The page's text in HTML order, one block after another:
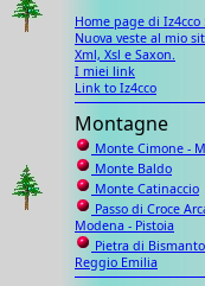
Home page di Iz4cco
Nuova veste al mio
Xml, Xsl e Saxon.
I miei link
Link to Iz4cco
Montagne
Monte Cimone -
Monte Baldo
Monte Catinaccio
Passo di Croce
Modena - Pistoia
Pietra di
Reggio Emilia